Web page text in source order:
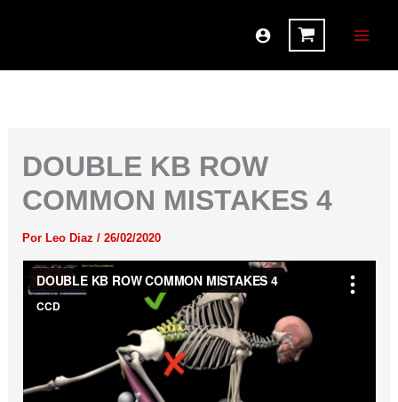
DOUBLE KB ROW
COMMON MISTAKES 4
Por Leo Diaz / 26/02/2020